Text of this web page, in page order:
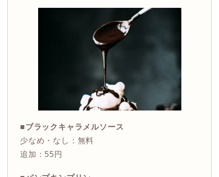
■ブラックキャラメルソース
少なめ・なし：無料
追加：55円